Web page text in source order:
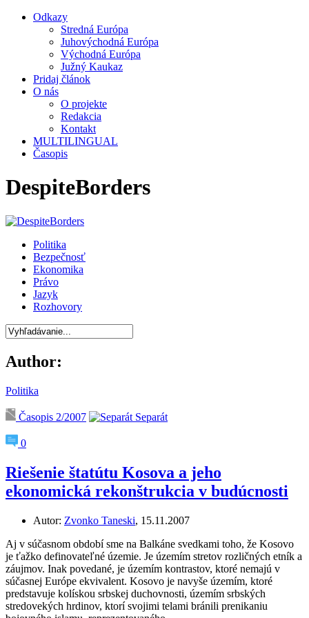
Odkazy
Stredná Európa
Juhovýchodná Európa
Východná Európa
Južný Kaukaz
Pridaj článok
O nás
O projekte
Redakcia
Kontakt
MULTILINGUAL
Časopis
DespiteBorders
Politika
Bezpečnosť
Ekonomika
Právo
Jazyk
Rozhovory
Author:
Politika
Časopis 2/2007 Separát
0
Riešenie štatútu Kosova a jeho
ekonomická rekonštrukcia v budúcnosti
Autor: Zvonko Taneski, 15.11.2007
Aj v súčasnom období sme na Balkáne svedkami toho, že Kosovo
je ťažko definovateľné územie. Je územím stretov rozličných etník a
záujmov. Inak povedané, je územím kontrastov, ktoré nemajú v
súčasnej Európe ekvivalent. Kosovo je navyše územím, ktoré
predstavuje kolískou srbskej duchovnosti, územím srbských
stredovekých hrdinov, ktorí svojimi telami bránili prenikaniu